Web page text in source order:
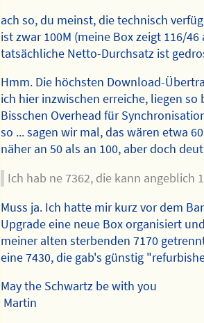
ach so, du meinst, die technisch
ist zwar 100M (meine Box zeigt 116/46
tatsächliche Netto-Durchsatz ist
Hmm. Die höchsten Download-
ich hier inzwischen erreiche, liegen so
Bisschen Overhead für
so ... sagen wir mal, das wären etwa
näher an 50 als an 100, aber doch
Ich hab ne 7362, die kann angeblich
Muss ja. Ich hatte mir kurz vor dem
Upgrade eine neue Box organisiert
meiner alten sterbenden 7170
eine 7430, die gab's günstig
May the Schwartz be with you
Martin